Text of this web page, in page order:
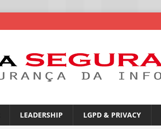
LEADERSHIP LGPD & PRIVACY